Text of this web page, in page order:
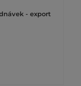
- export